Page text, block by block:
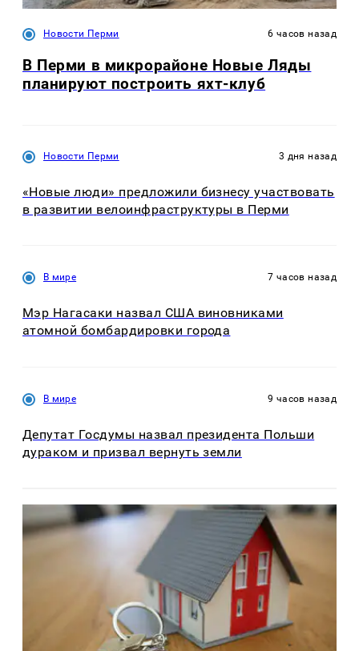
Новости Перми 6 часов назад
В Перми в микрорайоне Новые Ляды
планируют построить яхт-клуб
Новости Перми 3 дня назад
«Новые люди» предложили бизнесу участвовать
в развитии велоинфраструктуры в Перми
В мире 7 часов назад
Мэр Нагасаки назвал США виновниками
атомной бомбардировки города
В мире 9 часов назад
Депутат Госдумы назвал президента Польши
дураком и призвал вернуть земли